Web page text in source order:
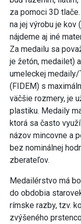
za pomoci 3D
na jej výrobu je kov
nájdeme aj iné
Za medailu sa
je žetón, medailet)
umeleckej
(FIDEM) s
väčšie rozmery, je
plastiku. Medaily
ktorá sa často
názov mincovne a
bez nominálnej
zberateľov.
Medailérstvo má
do obdobia
rímske razby, tzv.
zvýšeného